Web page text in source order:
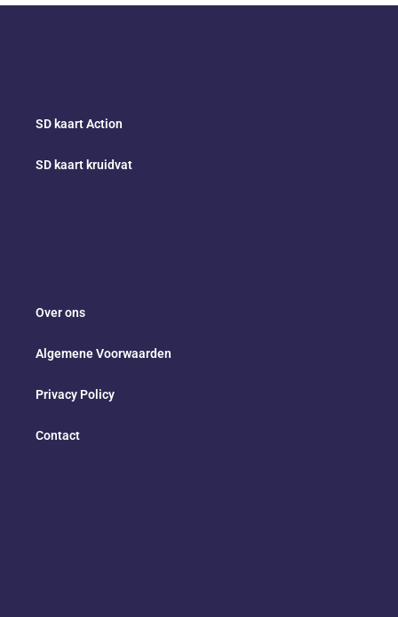
SD kaart Action
SD kaart kruidvat
Over ons
Algemene Voorwaarden
Privacy Policy
Contact